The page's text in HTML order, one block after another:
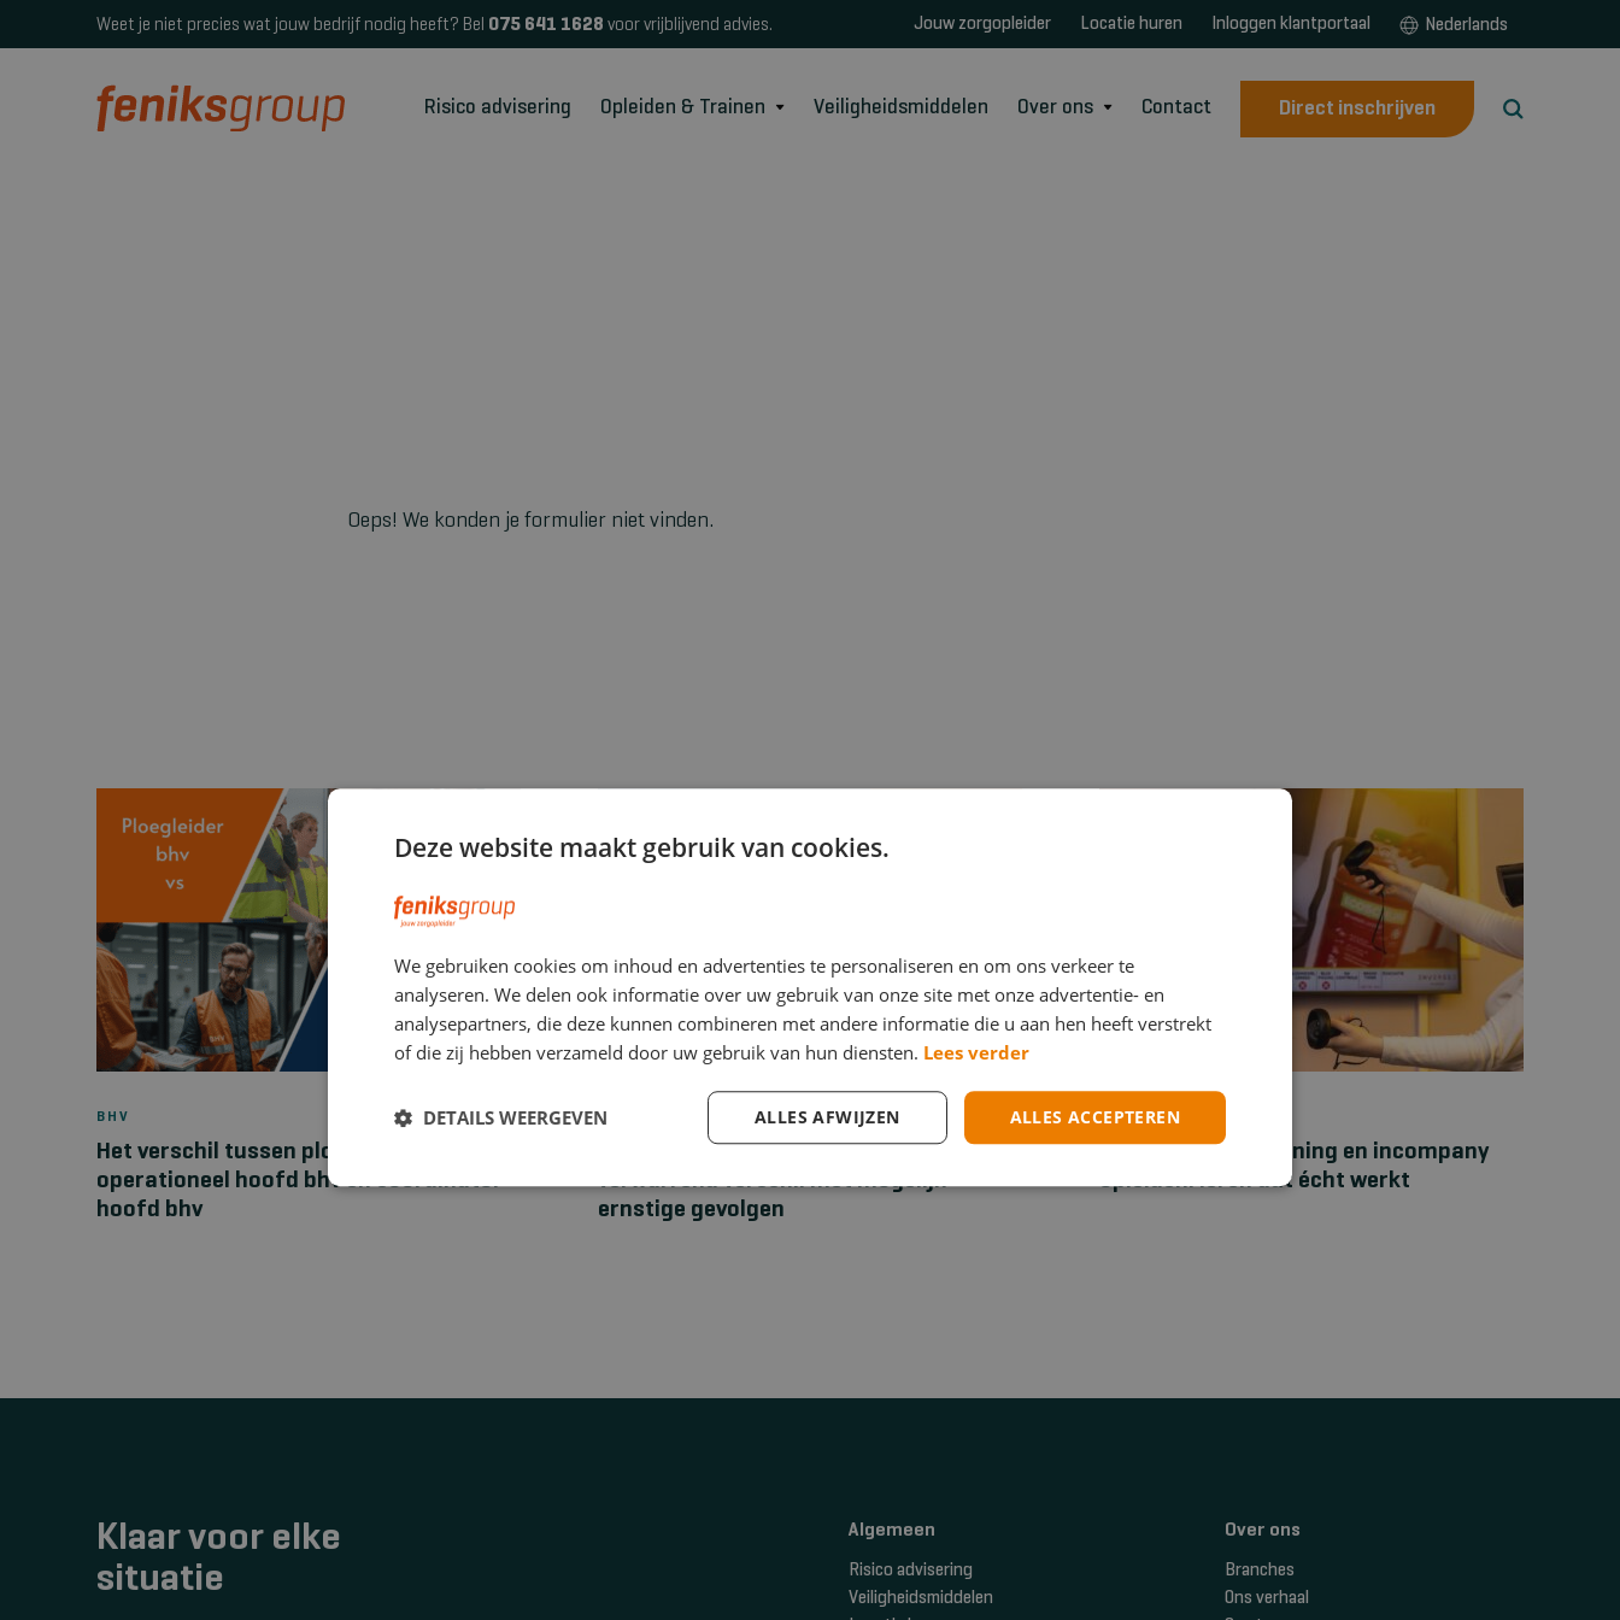
Weet je niet precies wat jouw bedrijf nodig heeft? Bel 075 641 1628 voor vrijblijvend advies. Jouw zorgopleider Locatie huren Inloggen klantportaal Nederlands
Risico advisering Opleiden & Trainen Veiligheidsmiddelen Over ons Contact Direct inschrijven
Oeps! We konden je formulier niet vinden.
BHV
Het verschil tussen ploegleider bhv,
operationeel hoofd bhv en coördinator
hoofd bhv
EHBO
Stuwband versus tourniquet: een
verwarrend verschil met mogelijk
ernstige gevolgen
NIEUWS
Bhv‑maatwerktraining en incompany
opleiden: leren dat écht werkt
Klaar voor elke
situatie
Algemeen
Risico advisering
Veiligheidsmiddelen
Over ons
Branches
Ons verhaal
Deze website maakt gebruik van cookies.
We gebruiken cookies om inhoud en advertenties te personaliseren en om ons verkeer te
analyseren. We delen ook informatie over uw gebruik van onze site met onze advertentie- en
analysepartners, die deze kunnen combineren met andere informatie die u aan hen heeft verstrekt
of die zij hebben verzameld door uw gebruik van hun diensten. Lees verder
ALLES ACCEPTEREN
ALLES AFWIJZEN
DETAILS WEERGEVEN